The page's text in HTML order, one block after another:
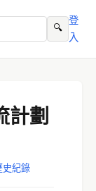
🔍
登
入
計劃
史紀錄